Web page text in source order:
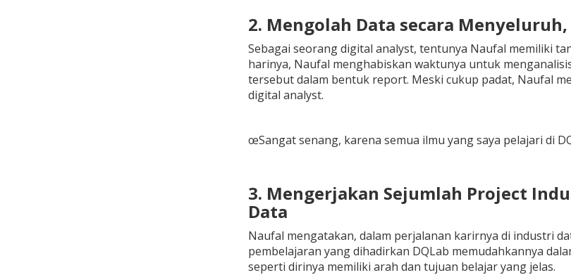
2. Mengolah Data secara
Sebagai seorang digital analyst, tentunya Naufal memiliki
harinya, Naufal menghabiskan waktunya untuk
tersebut dalam bentuk report. Meski cukup padat, Naufal
digital analyst.
œSangat senang, karena semua ilmu yang saya pelajari di
3. Mengerjakan Sejumlah Project
Data
Naufal mengatakan, dalam perjalanan karirnya di industri
pembelajaran yang dihadirkan DQLab memudahkannya
seperti dirinya memiliki arah dan tujuan belajar yang jelas.